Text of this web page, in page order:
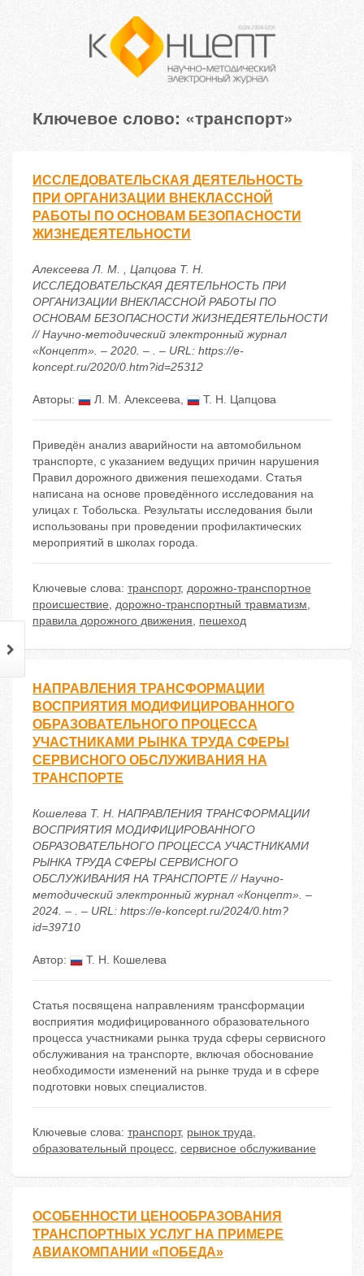
Ключевое слово: «транспорт»
ИССЛЕДОВАТЕЛЬСКАЯ ДЕЯТЕЛЬНОСТЬ
ПРИ ОРГАНИЗАЦИИ ВНЕКЛАССНОЙ
РАБОТЫ ПО ОСНОВАМ БЕЗОПАСНОСТИ
ЖИЗНЕДЕЯТЕЛЬНОСТИ
Алексеева Л. М. , Цапцова Т. Н.
ИССЛЕДОВАТЕЛЬСКАЯ ДЕЯТЕЛЬНОСТЬ ПРИ
ОРГАНИЗАЦИИ ВНЕКЛАССНОЙ РАБОТЫ ПО
ОСНОВАМ БЕЗОПАСНОСТИ ЖИЗНЕДЕЯТЕЛЬНОСТИ
// Научно-методический электронный журнал
«Концепт». – 2020. – . – URL: https://e-
koncept.ru/2020/0.htm?id=25312
Авторы: Л. М. Алексеева, Т. Н. Цапцова
Приведён анализ аварийности на автомобильном
транспорте, с указанием ведущих причин нарушения
Правил дорожного движения пешеходами. Статья
написана на основе проведённого исследования на
улицах г. Тобольска. Результаты исследования были
использованы при проведении профилактических
мероприятий в школах города.
Ключевые слова: транспорт, дорожно-транспортное
происшествие, дорожно-транспортный травматизм,
правила дорожного движения, пешеход
НАПРАВЛЕНИЯ ТРАНСФОРМАЦИИ
ВОСПРИЯТИЯ МОДИФИЦИРОВАННОГО
ОБРАЗОВАТЕЛЬНОГО ПРОЦЕССА
УЧАСТНИКАМИ РЫНКА ТРУДА СФЕРЫ
СЕРВИСНОГО ОБСЛУЖИВАНИЯ НА
ТРАНСПОРТЕ
Кошелева Т. Н. НАПРАВЛЕНИЯ ТРАНСФОРМАЦИИ
ВОСПРИЯТИЯ МОДИФИЦИРОВАННОГО
ОБРАЗОВАТЕЛЬНОГО ПРОЦЕССА УЧАСТНИКАМИ
РЫНКА ТРУДА СФЕРЫ СЕРВИСНОГО
ОБСЛУЖИВАНИЯ НА ТРАНСПОРТЕ // Научно-
методический электронный журнал «Концепт». –
2024. – . – URL: https://e-koncept.ru/2024/0.htm?
id=39710
Автор: Т. Н. Кошелева
Статья посвящена направлениям трансформации
восприятия модифицированного образовательного
процесса участниками рынка труда сферы сервисного
обслуживания на транспорте, включая обоснование
необходимости изменений на рынке труда и в сфере
подготовки новых специалистов.
Ключевые слова: транспорт, рынок труда,
образовательный процесс, сервисное обслуживание
ОСОБЕННОСТИ ЦЕНООБРАЗОВАНИЯ
ТРАНСПОРТНЫХ УСЛУГ НА ПРИМЕРЕ
АВИАКОМПАНИИ «ПОБЕДА»